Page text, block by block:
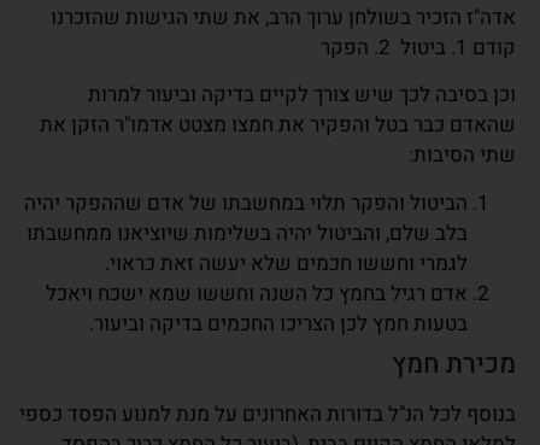
אדה"ז הזכיר בשולחן ערוך הרב, את שתי הגישות שהזכרנו
קודם 1. ביטול 2. הפקר
וכן בסיבה לכך שיש צורך לקיים בדיקה וביעור למרות
שהאדם כבר בטל והפקיר את חמצו מצטט אדמו"ר הזקן את
שתי הסיבות:
הביטול והפקר תלוי במחשבתו של אדם שההפקר יהיה
בלב שלם, והביטול יהיה בשלימות שיוציאנו ממחשבתו
לגמרי וחששו חכמים שלא יעשה זאת כראוי.
אדם רגיל בחמץ כל השנה וחששו שמא ישכח ויאכל
בטעות חמץ לכן הצריכו החכמים בדיקה וביעור.
מכירת חמץ
בנוסף לכל הנ"ל בדורות האחרונים על מנת למנוע הפסד כספי